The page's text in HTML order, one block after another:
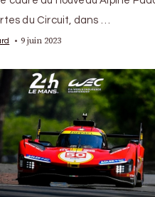
du Circuit, dans …
9 juin 2023